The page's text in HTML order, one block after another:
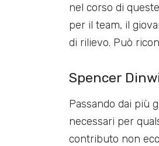
nel corso di
per il team, il
di rilievo. Può
Spencer
Passando dai più
necessari per
contributo non